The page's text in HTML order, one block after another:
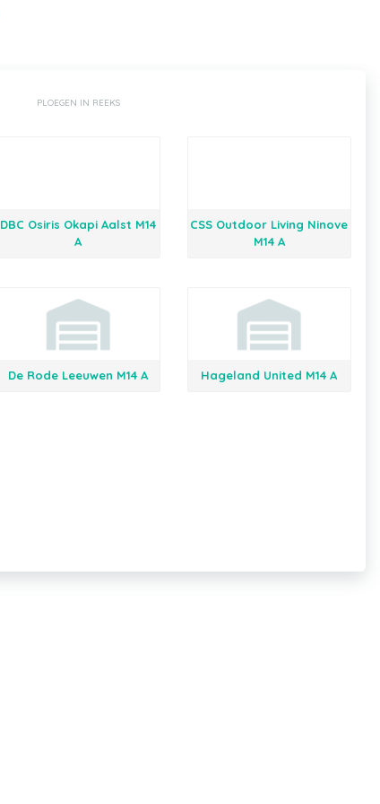
PLOEGEN IN REEKS
DBC Osiris Okapi Aalst M14
A
CSS Outdoor Living Ninove
M14 A
De Rode Leeuwen M14 A Hageland United M14 A